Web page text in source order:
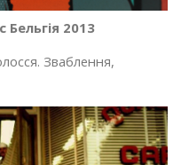
2013
Зваблення,